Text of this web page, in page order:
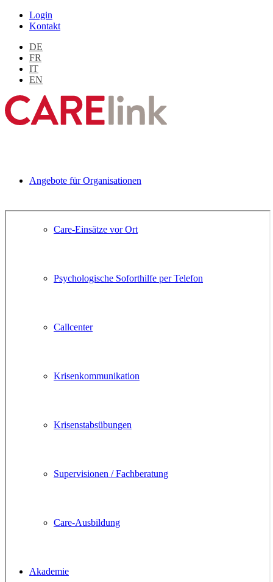
Login
Kontakt
DE
FR
IT
EN
Angebote für Organisationen
Care-Einsätze vor Ort
Psychologische Soforthilfe per Telefon
Callcenter
Krisenkommunikation
Krisenstabsübungen
Supervisionen / Fachberatung
Care-Ausbildung
Akademie